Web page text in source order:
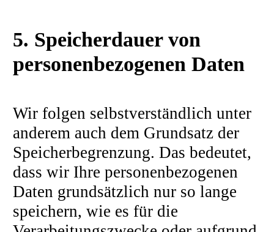
5. Speicherdauer von
personenbezogenen Daten
Wir folgen selbstverständlich unter
anderem auch dem Grundsatz der
Speicherbegrenzung. Das bedeutet,
dass wir Ihre personenbezogenen
Daten grundsätzlich nur so lange
speichern, wie es für die